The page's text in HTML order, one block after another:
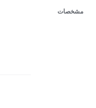
مشخصات